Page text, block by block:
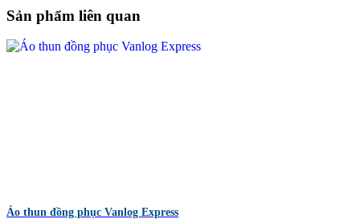
Sản phẩm liên quan
Áo thun đồng phục Vanlog Express